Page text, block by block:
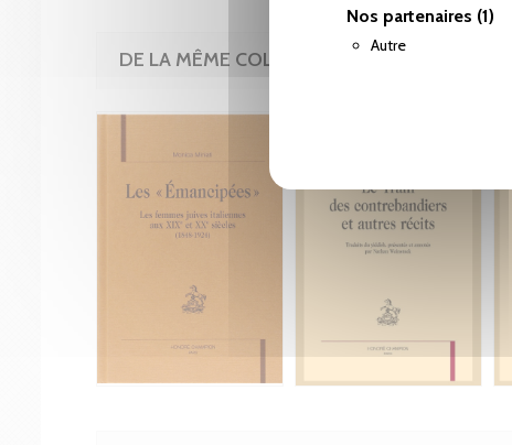
Nos partenaires (1)
Autre
DE LA MÊME COLLECTION